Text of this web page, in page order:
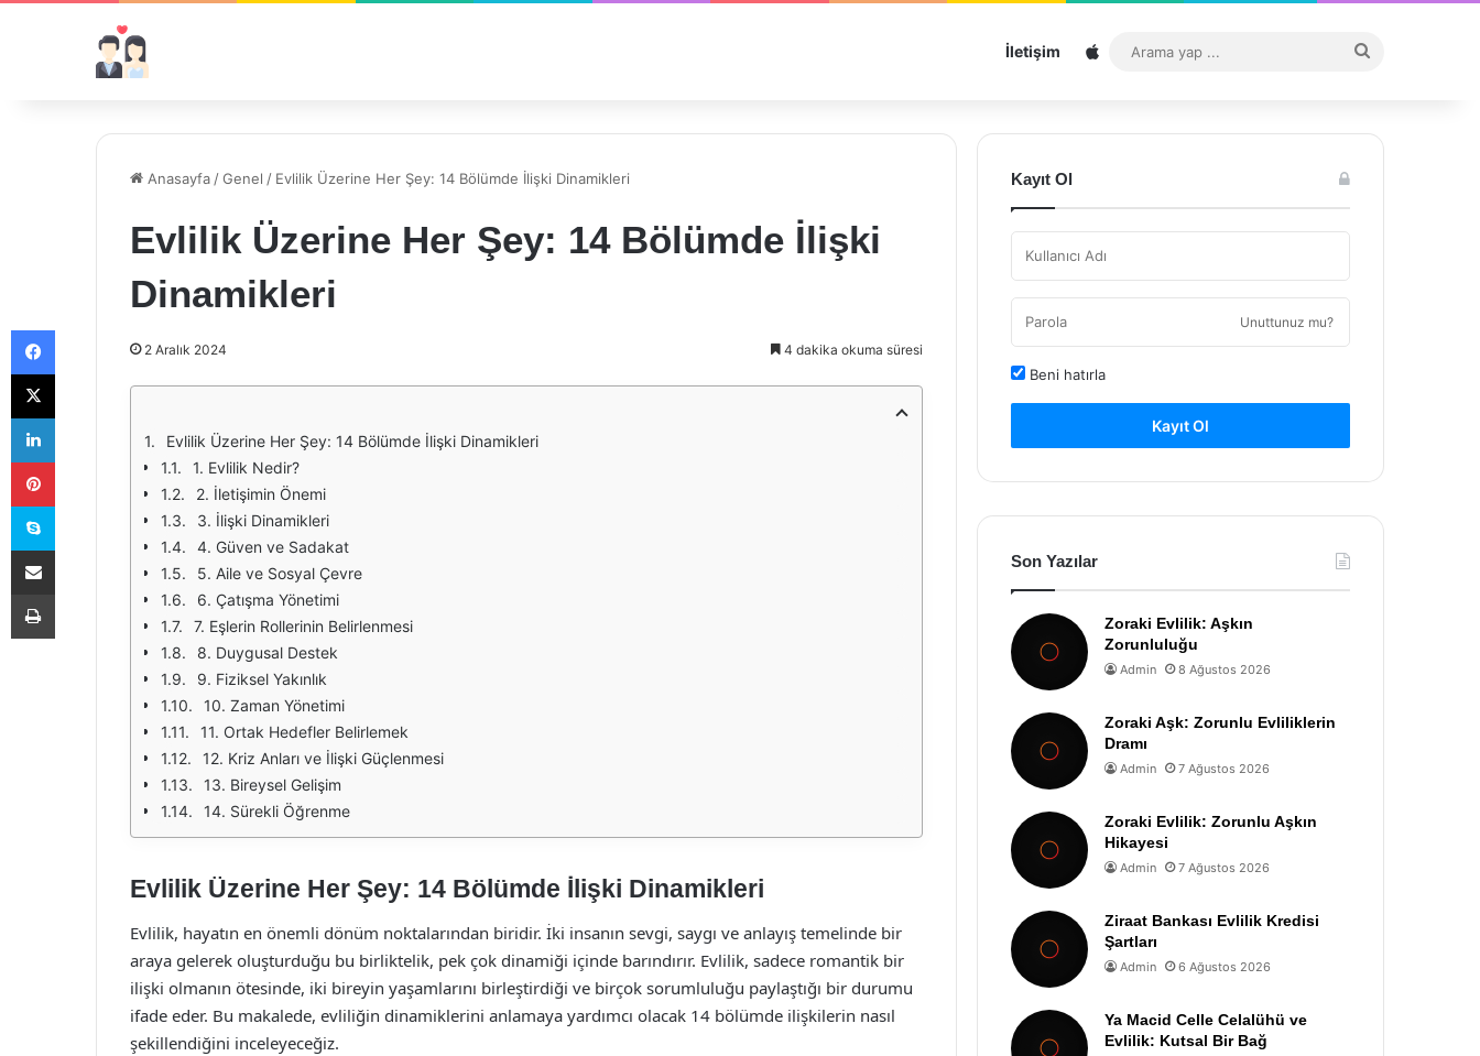
İletişim Sitemap
...
Anasayfa /Genel / Evlilik Üzerine Her Şey: 14 Bölümde İlişki Dinamikleri
Evlilik Üzerine Her Şey: 14 Bölümde İlişki
Dinamikleri
2 Aralık 2024 4 dakika okuma süresi
Evlilik Üzerine Her Şey: 14 Bölümde İlişki Dinamikleri
1. Evlilik Nedir?
2. İletişimin Önemi
3. İlişki Dinamikleri
4. Güven ve Sadakat
5. Aile ve Sosyal Çevre
6. Çatışma Yönetimi
7. Eşlerin Rollerinin Belirlenmesi
8. Duygusal Destek
9. Fiziksel Yakınlık
10. Zaman Yönetimi
11. Ortak Hedefler Belirlemek
12. Kriz Anları ve İlişki Güçlenmesi
13. Bireysel Gelişim
14. Sürekli Öğrenme
Evlilik Üzerine Her Şey: 14 Bölümde İlişki Dinamikleri
Evlilik, hayatın en önemli dönüm noktalarından biridir. İki insanın sevgi, saygı ve anlayış temelinde bir
araya gelerek oluşturduğu bu birliktelik, pek çok dinamiği içinde barındırır. Evlilik, sadece romantik bir
ilişki olmanın ötesinde, iki bireyin yaşamlarını birleştirdiği ve birçok sorumluluğu paylaştığı bir durumu
ifade eder. Bu makalede, evliliğin dinamiklerini anlamaya yardımcı olacak 14 bölümde ilişkilerin nasıl
şekillendiğini inceleyeceğiz.
Kayıt Ol
Unuttunuz mu?
Beni hatırla
Kayıt Ol
Son Yazılar
Zoraki Evlilik: Aşkın
Zorunluluğu
Admin 8 Ağustos 2026
Zoraki Aşk: Zorunlu Evliliklerin
Dramı
Admin 7 Ağustos 2026
Zoraki Evlilik: Zorunlu Aşkın
Hikayesi
Admin 7 Ağustos 2026
Ziraat Bankası Evlilik Kredisi
Şartları
Admin 6 Ağustos 2026
Ya Macid Celle Celalühü ve
Evlilik: Kutsal Bir Bağ
Facebook
X
LinkedIn
Pinterest
Skype
E-Posta ile paylaş